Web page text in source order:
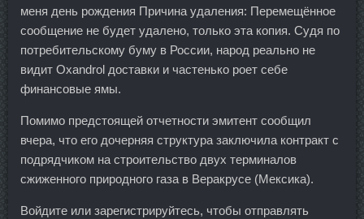
меня день рождения Причина удаления: Перемещённое
сообщение не будет удалено, только эта копия. Судя по
потребительскому буму в России, народ реально не
видит Oxandrol доставки и частенько роет себе
финансовые ямы.
Помимо предстоящей отчетности эмитент сообщил
вчера, что его дочерняя структура заключила контракт с
подрядчиком на строительство двух терминалов
сжиженного природного газа в Веракрусе (Мексика).
Войдите или зарегистрируйтесь, чтобы отправлять